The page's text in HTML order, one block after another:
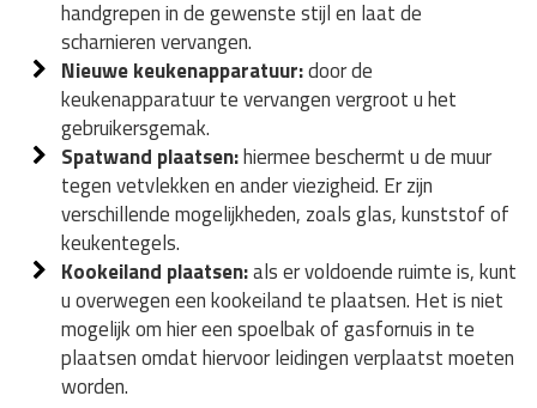
handgrepen in de gewenste stijl en laat de
scharnieren vervangen.
Nieuwe keukenapparatuur:door de
keukenapparatuur te vervangen vergroot u het
gebruikersgemak.
Spatwand plaatsen:hiermee beschermt u de muur
tegen vetvlekken en ander viezigheid. Er zijn
verschillende mogelijkheden, zoals glas, kunststof of
keukentegels.
Kookeiland plaatsen:als er voldoende ruimte is, kunt
u overwegen een kookeiland te plaatsen. Het is niet
mogelijk om hier een spoelbak of gasfornuis in te
plaatsen omdat hiervoor leidingen verplaatst moeten
worden.